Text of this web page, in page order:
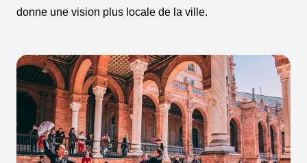
donne une vision plus locale de la ville.